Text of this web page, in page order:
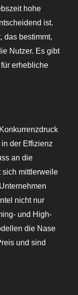
hohe
ist.
das bestimmt,
Nutzer. Es gibt
erhebliche
der Effizienz
an die
sich mittlerweile
nicht nur
und High-
die Nase
und sind